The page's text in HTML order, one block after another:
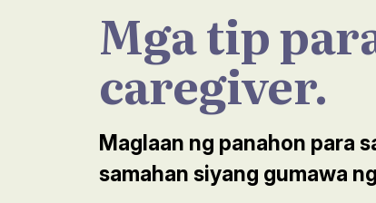
Mga tip
caregiver.
Maglaan ng panahon para
samahan siyang gumawa